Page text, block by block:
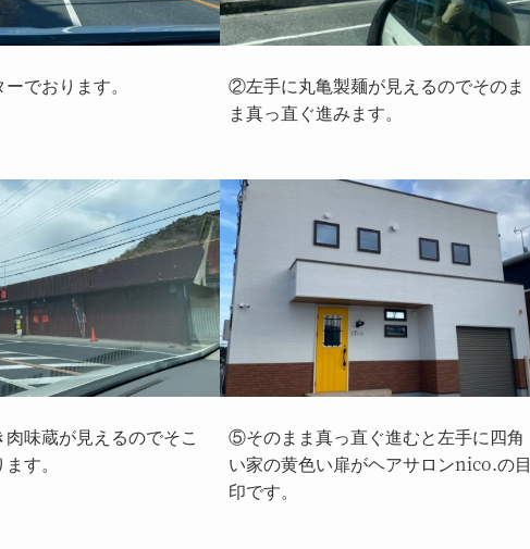
でおります。
②左手に丸亀製麺が見えるのでそのま
ま真っ直ぐ進みます。
味蔵が見えるのでそこ
す。
⑤そのまま真っ直ぐ進むと左手に四角
い家の黄色い扉がヘアサロンnico.の目
印です。